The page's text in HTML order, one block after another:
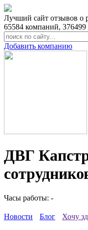
Лучший сайт отзывов о
65584 компаний, 376499
Добавить компанию
ДВГ
Часы работы: -
Новости Блог Хочу